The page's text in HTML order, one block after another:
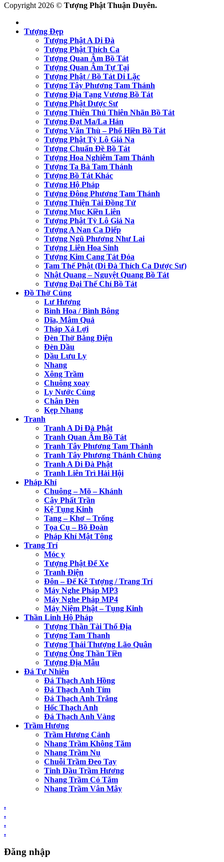
Copyright 2026 © Tượng Phật Thuận Duyên.
Tượng Đẹp
Tượng Phật A Di Đà
Tượng Phật Thích Ca
Tượng Quan Âm Bồ Tát
Tượng Quan Âm Tự Tại
Tượng Phật / Bồ Tát Di Lặc
Tượng Tây Phương Tam Thánh
Tượng Địa Tạng Vương Bồ Tát
Tượng Phật Dược Sư
Tượng Thiên Thủ Thiên Nhãn Bồ Tát
Tượng Đạt Ma/La Hán
Tượng Văn Thù – Phổ Hiền Bồ Tát
Tượng Phật Tỳ Lô Giá Na
Tượng Chuẩn Đề Bồ Tát
Tượng Hoa Nghiêm Tam Thánh
Tượng Ta Bà Tam Thánh
Tượng Bồ Tát Khác
Tượng Hộ Pháp
Tượng Đông Phương Tam Thánh
Tượng Thiện Tài Đồng Tử
Tượng Mục Kiền Liên
Tượng Phật Tỳ Lô Giá Na
Tượng A Nan Ca Diếp
Tượng Ngũ Phương Như Lai
Tượng Liên Hoa Sinh
Tượng Kim Cang Tát Đỏa
Tam Thế Phật (Di Đà Thích Ca Dược Sư)
Nhật Quang – Nguyệt Quang Bồ Tát
Tượng Đại Thế Chí Bồ Tát
Đồ Thờ Cúng
Lư Hương
Bình Hoa / Bình Bông
Dĩa, Mâm Quả
Tháp Xá Lợi
Đèn Thờ Bằng Điện
Đèn Dầu
Dầu Lưu Ly
Nhang
Xông Trầm
Chuông xoay
Ly Nước Cúng
Chân Đèn
Kẹp Nhang
Tranh
Tranh A Di Đà Phật
Tranh Quan Âm Bồ Tát
Tranh Tây Phương Tam Thánh
Tranh Tây Phương Thánh Chúng
Tranh A Di Đà Phật
Tranh Liên Trì Hải Hội
Pháp Khí
Chuông – Mõ – Khánh
Cây Phất Trần
Kệ Tụng Kinh
Tang – Khơ – Trống
Tọa Cụ – Bồ Đoàn
Pháp Khí Mật Tông
Trang Trí
Móc y
Tượng Phật Để Xe
Tranh Điện
Đôn – Đế Kê Tượng / Trang Trí
Máy Nghe Pháp MP3
Máy Nghe Pháp MP4
Máy Niệm Phật – Tụng Kinh
Thần Linh Hộ Pháp
Tượng Thần Tài Thổ Địa
Tượng Tam Thanh
Tượng Thái Thượng Lão Quân
Tượng Ông Thần Tiền
Tượng Địa Mẫu
Đá Tự Nhiên
Đá Thạch Anh Hồng
Đá Thạch Anh Tím
Đá Thạch Anh Trắng
Hốc Thạch Anh
Đá Thạch Anh Vàng
Trầm Hương
Trầm Hương Cảnh
Nhang Trầm Không Tăm
Nhang Trầm Nụ
Chuỗi Trầm Đeo Tay
Tinh Dầu Trầm Hương
Nhang Trầm Có Tăm
Nhang Trầm Vân Mây
.
.
.
.
Đăng nhập